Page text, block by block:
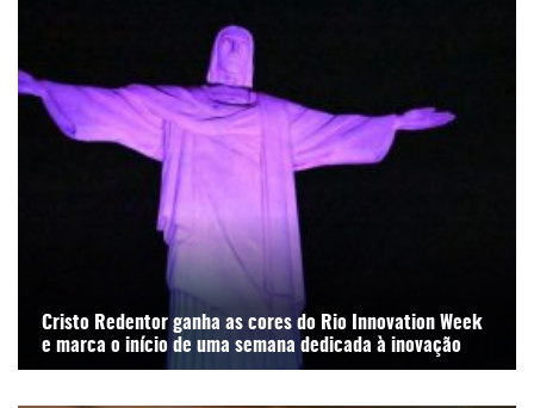
Cristo Redentor ganha as cores do Rio Innovation Week
e marca o início de uma semana dedicada à inovação